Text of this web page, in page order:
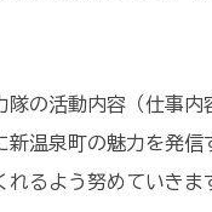
の活動内容（仕事内
温泉町の魅力を発
るよう努めていきま